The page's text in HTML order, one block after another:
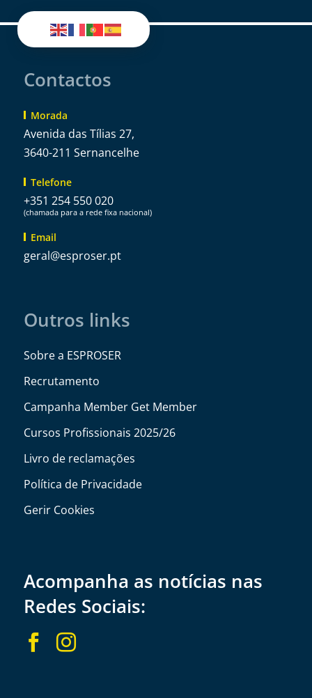
Contactos
Morada
Avenida das Tílias 27,
3640-211 Sernancelhe
Telefone
+351 254 550 020
(chamada para a rede fixa nacional)
Email
tp.resorpse
@lareg
Outros links
Sobre a ESPROSER
Recrutamento
Campanha Member Get Member
Cursos Profissionais 2025/26
Livro de reclamações
Política de Privacidade
Gerir Cookies
Acompanha as notícias nas
Redes Sociais:
 